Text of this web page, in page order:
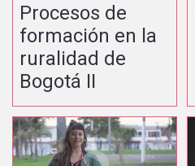
Procesos de
formación en la
ruralidad de
Bogotá II